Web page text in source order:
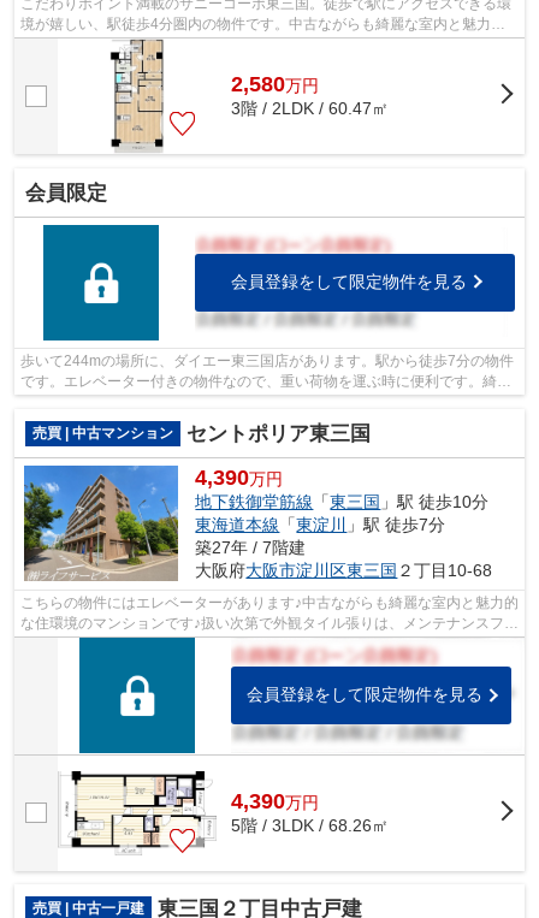
境が嬉しい、駅徒歩4分圏内の物件です。中古ながらも綺麗な室内と魅力的
な住環境のマンションです。エレベータ...
2,580万円
3階 / 2LDK / 60.47㎡
会員限定
会員登録をして限定物件を見る
歩いて244mの場所に、ダイエー東三国店があります。駅から徒歩7分の物件
です。エレベーター付きの物件なので、重い荷物を運ぶ時に便利です。綺麗
に整備された中古マンションで清潔感を...
売買 | 中古マンション
セントポリア東三国
4,390万円
地下鉄御堂筋線 「東三国 」駅 徒歩10分
東海道本線 「東淀川 」駅 徒歩7分
築27年 / 7階建
大阪府大阪市淀川区東三国 ２丁目10-68
こちらの物件にはエレベーターがあります♪中古ながらも綺麗な室内と魅力的
な住環境のマンションです♪扱い次第で外観タイル張りは、メンテナンスフリ
ーとなります♪駅徒歩10分の物件です...
会員登録をして限定物件を見る
4,390万円
5階 / 3LDK / 68.26㎡
売買 | 中古一戸建 東三国２丁目中古戸建